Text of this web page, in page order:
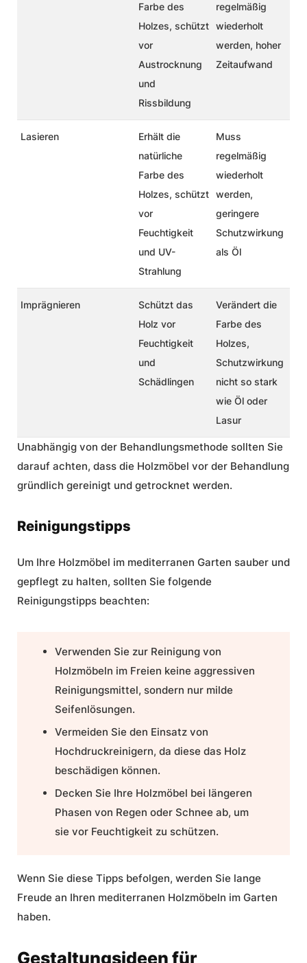
Farbe des
Holzes, schützt
vor
Austrocknung
und
Rissbildung
regelmäßig
wiederholt
werden, hoher
Zeitaufwand
Lasieren
Erhält die
natürliche
Farbe des
Holzes, schützt
vor
Feuchtigkeit
und UV-
Strahlung
Muss
regelmäßig
wiederholt
werden,
geringere
Schutzwirkung
als Öl
Imprägnieren
Schützt das
Holz vor
Feuchtigkeit
und
Schädlingen
Verändert die
Farbe des
Holzes,
Schutzwirkung
nicht so stark
wie Öl oder
Lasur
Unabhängig von der Behandlungsmethode sollten Sie
darauf achten, dass die Holzmöbel vor der Behandlung
gründlich gereinigt und getrocknet werden.
Reinigungstipps
Um Ihre Holzmöbel im mediterranen Garten sauber und
gepflegt zu halten, sollten Sie folgende
Reinigungstipps beachten:
Verwenden Sie zur Reinigung von
Holzmöbeln im Freien keine aggressiven
Reinigungsmittel, sondern nur milde
Seifenlösungen.
Vermeiden Sie den Einsatz von
Hochdruckreinigern, da diese das Holz
beschädigen können.
Decken Sie Ihre Holzmöbel bei längeren
Phasen von Regen oder Schnee ab, um
sie vor Feuchtigkeit zu schützen.
Wenn Sie diese Tipps befolgen, werden Sie lange
Freude an Ihren mediterranen Holzmöbeln im Garten
haben.
Gestaltungsideen für